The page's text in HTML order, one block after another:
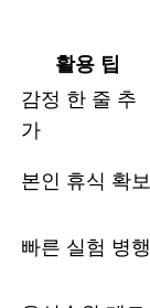
활용 팁
감정 한 줄 추
가
본인 휴식 확보
빠른 실험 병행